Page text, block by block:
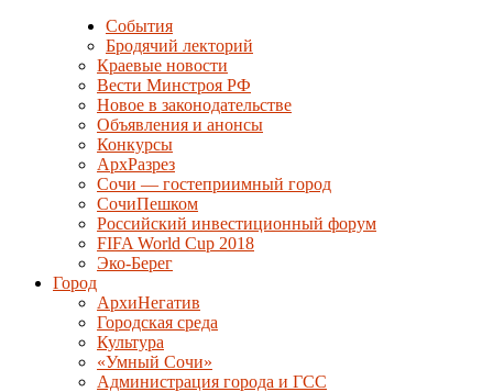
События
Бродячий лекторий
Краевые новости
Вести Минстроя РФ
Новое в законодательстве
Объявления и анонсы
Конкурсы
АрхРазрез
Сочи — гостеприимный город
СочиПешком
Российский инвестиционный форум
FIFA World Cup 2018
Эко-Берег
Город
АрхиНегатив
Городская среда
Культура
«Умный Сочи»
Администрация города и ГСС